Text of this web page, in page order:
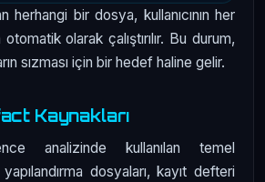
herhangi bir dosya, kullanıcının her
olarak çalıştırılır. Bu durum,
sızması için bir hedef haline gelir.
Kaynakları
analizinde kullanılan temel
dosyaları, kayıt defteri